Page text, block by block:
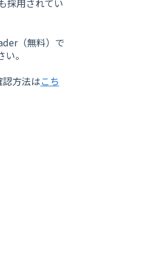
採用されてい
（無料）で
。
方法はこち